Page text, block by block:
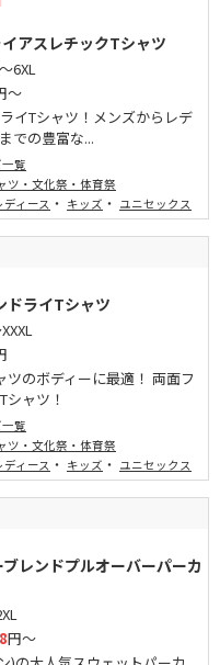
アスレチックTシャツ
6XL
～
イTシャツ！メンズからレデ
での豊富な...
覧
ツ・文化祭・体育祭
ディース ・ キッズ ・ ユニセックス
ドライTシャツ
ツのボディーに最適！ 両面フ
シャツ！
覧
ツ・文化祭・体育祭
ディース ・ キッズ ・ ユニセックス
レンドプルオーバーパーカ
円～